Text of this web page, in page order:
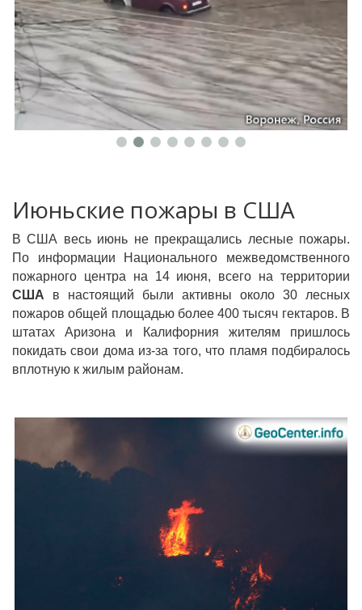
Июньские пожары в США
В США весь июнь не прекращались лесные пожары.
По информации Национального межведомственного
пожарного центра на 14 июня, всего на территории
США в настоящий были активны около 30 лесных
пожаров общей площадью более 400 тысяч гектаров. В
штатах Аризона и Калифорния жителям пришлось
покидать свои дома из-за того, что пламя подбиралось
вплотную к жилым районам.